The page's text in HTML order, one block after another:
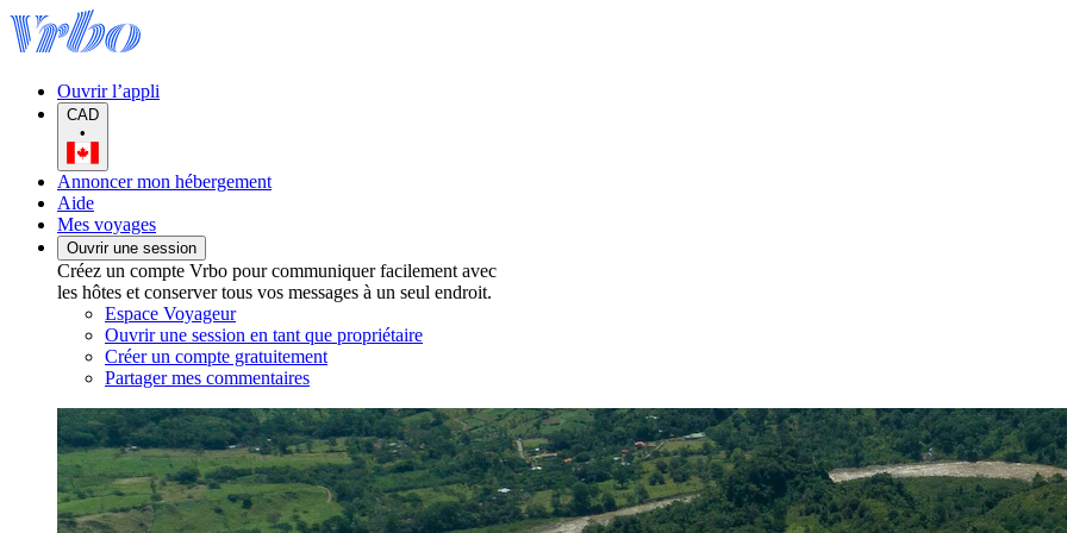
Ouvrir l’appli
CAD
•
Annoncer mon hébergement
Aide
Mes voyages
Ouvrir une session
Créez un compte Vrbo pour communiquer facilement avec
les hôtes et conserver tous vos messages à un seul endroit.
Espace Voyageur
Ouvrir une session en tant que propriétaire
Créer un compte gratuitement
Partager mes commentaires